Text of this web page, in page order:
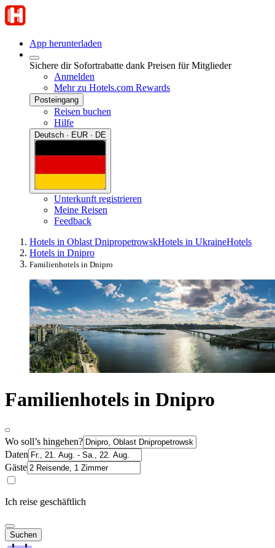
App herunterladen
Sichere dir Sofortrabatte dank Preisen für Mitglieder
Anmelden
Mehr zu Hotels.com Rewards
Posteingang
Reisen buchen
Hilfe
Deutsch · EUR · DE
Unterkunft registrieren
Meine Reisen
Feedback
Hotels in Oblast DnipropetrowskHotels in UkraineHotels
Hotels in Dnipro
Familienhotels in Dnipro
Familienhotels in Dnipro
Wo soll’s hingehen?
Daten
Gäste
Ich reise geschäftlich
Suchen